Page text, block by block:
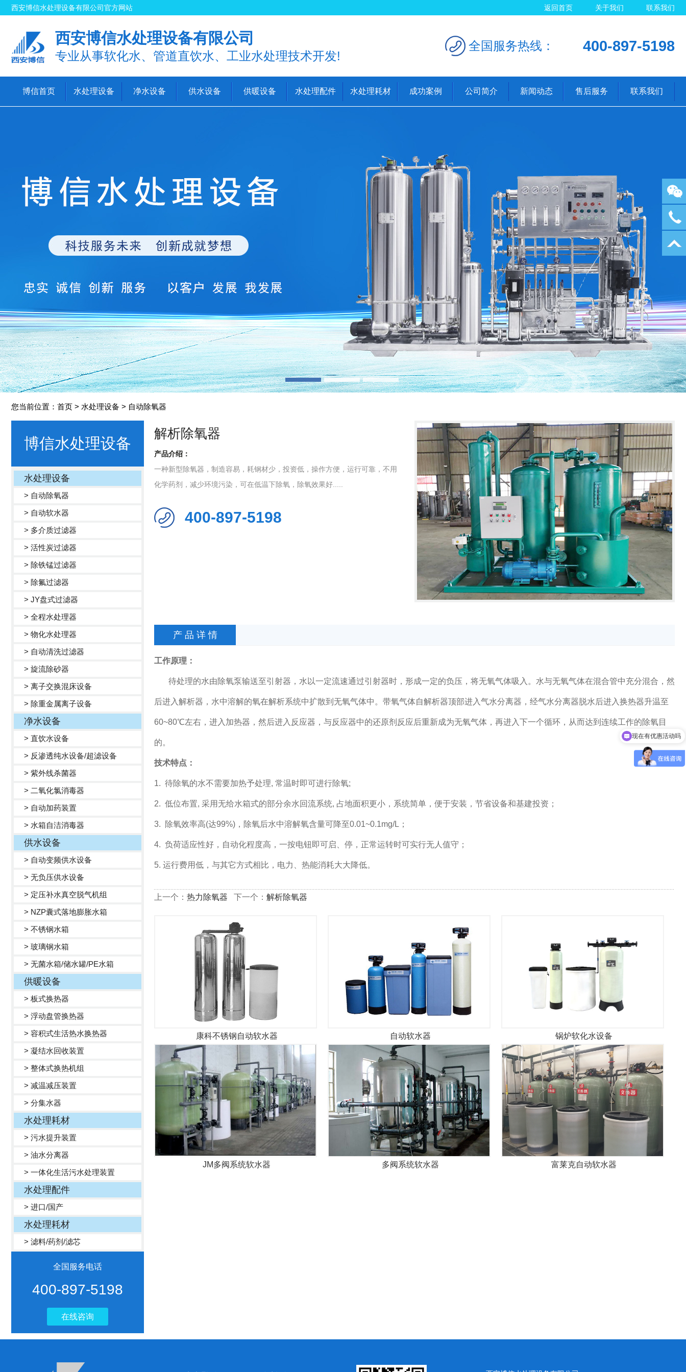
西安博信水处理设备有限公司官方网站 返回首页 关于我们 联系我们
西安博信水处理设备有限公司
专业从事软化水、管道直饮水、工业水处理技术开发!
全国服务热线： 400-897-5198
博信首页 水处理设备 净水设备 供水设备 供暖设备 水处理配件 水处理耗材 成功案例 公司简介 新闻动态 售后服务 联系我们
您当前位置： 首页 > 水处理设备 > 自动除氧器
博信水处理设备
水处理设备
> 自动除氧器
> 自动软水器
> 多介质过滤器
> 活性炭过滤器
> 除铁锰过滤器
> 除氟过滤器
> JY盘式过滤器
> 全程水处理器
> 物化水处理器
> 自动清洗过滤器
> 旋流除砂器
> 离子交换混床设备
> 除重金属离子设备
净水设备
> 直饮水设备
> 反渗透纯水设备/超滤设备
> 紫外线杀菌器
> 二氧化氯消毒器
> 自动加药装置
> 水箱自洁消毒器
供水设备
> 自动变频供水设备
> 无负压供水设备
> 定压补水真空脱气机组
> NZP囊式落地膨胀水箱
> 不锈钢水箱
> 玻璃钢水箱
> 无菌水箱/储水罐/PE水箱
供暖设备
> 板式换热器
> 浮动盘管换热器
> 容积式生活热水换热器
> 凝结水回收装置
> 整体式换热机组
> 减温减压装置
> 分集水器
水处理耗材
> 污水提升装置
> 油水分离器
> 一体化生活污水处理装置
水处理配件
> 进口/国产
水处理耗材
> 滤料/药剂/滤芯
全国服务电话
400-897-5198
在线咨询
解析除氧器
产品介绍：
一种新型除氧器，制造容易，耗钢材少，投资低，操作方便，运行可靠，不用
化学药剂，减少环境污染，可在低温下除氧，除氧效果好.....
400-897-5198
产 品 详 情
工作原理：
待处理的水由除氧泵输送至引射器，水以一定流速通过引射器时，形成一定的负压，将无氧气体吸入。水与无氧气体在混合管中充分混合，然
后进入解析器，水中溶解的氧在解析系统中扩散到无氧气体中。带氧气体自解析器顶部进入气水分离器，经气水分离器脱水后进入换热器升温至
60~80℃左右，进入加热器，然后进入反应器，与反应器中的还原剂反应后重新成为无氧气体，再进入下一个循环，从而达到连续工作的除氧目
的。
技术特点：
1. 待除氧的水不需要加热予处理, 常温时即可进行除氧;
2. 低位布置, 采用无给水箱式的部分余水回流系统, 占地面积更小，系统简单，便于安装，节省设备和基建投资；
3. 除氧效率高(达99%) ，除氧后水中溶解氧含量可降至0.01~0.1mg/L ；
4. 负荷适应性好，自动化程度高，一按电钮即可启、停，正常运转时可实行无人值守；
5. 运行费用低，与其它方式相比，电力、热能消耗大大降低。
上一个： 热力除氧器 下一个： 解析除氧器
康科不锈钢自动软水器 自动软水器 锅炉软化水设备
JM多阀系统软水器 多阀系统软水器 富莱克自动软水器
可以介绍下你们的产品么
现在有优惠活动吗